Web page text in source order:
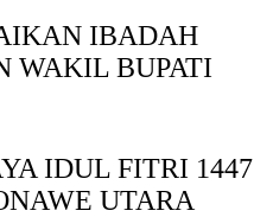
IBADAH
WAKIL BUPATI
IDUL FITRI 1447
UTARA